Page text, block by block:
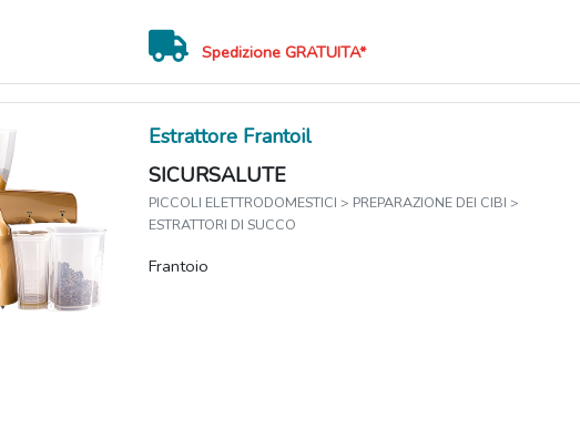
Spedizione GRATUITA*
Estrattore Frantoil
SICURSALUTE
PICCOLI ELETTRODOMESTICI > PREPARAZIONE DEI CIBI >
ESTRATTORI DI SUCCO
Frantoio